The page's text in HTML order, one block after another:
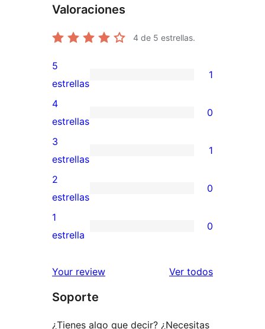
Valoraciones
4 de 5 estrellas.
1
valoración
de
5
estrellas
5
estrellas
1
0
valoraciones
de
4
estrellas
4
estrellas
0
1
valoración
de
3
estrellas
3
estrellas
1
0
valoraciones
de
estrellas
2
estrellas
0
0
de
estrellas
1
estrella
0
Your review Ver todoslos
Soporte
¿Tienes algo que decir? ¿Necesitas